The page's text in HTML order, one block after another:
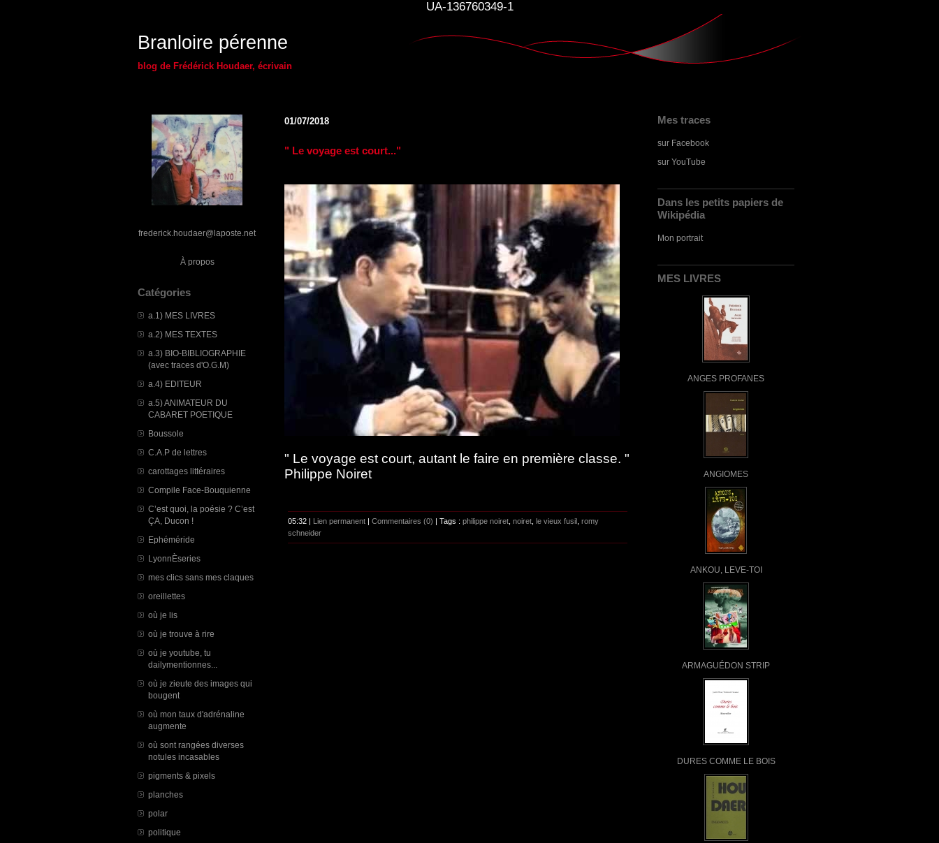
UA-136760349-1
Branloire pérenne
blog de Frédérick Houdaer, écrivain
frederick.houdaer@laposte.net
À propos
Catégories
a.1) MES LIVRES
a.2) MES TEXTES
a.3) BIO-BIBLIOGRAPHIE
(avec traces d'O.G.M)
a.4) EDITEUR
a.5) ANIMATEUR DU
CABARET POETIQUE
Boussole
C.A.P de lettres
carottages littéraires
Compile Face-Bouquienne
C’est quoi, la poésie ? C’est
ÇA, Ducon !
Ephéméride
LyonnÈseries
mes clics sans mes claques
oreillettes
où je lis
où je trouve à rire
où je youtube, tu
dailymentionnes...
où je zieute des images qui
bougent
où mon taux d'adrénaline
augmente
où sont rangées diverses
notules incasables
pigments & pixels
planches
polar
politique
Mes traces
sur Facebook
sur YouTube
Dans les petits papiers de
Wikipédia
Mon portrait
MES LIVRES
ANGES PROFANES
ANGIOMES
ANKOU, LEVE-TOI
ARMAGUÉDON STRIP
DURES COMME LE BOIS
01/07/2018
" Le voyage est court..."
" Le voyage est court, autant le faire en première classe. "
Philippe Noiret
05:32 | Lien permanent Commentaires (0) | Tags : philippe noiret, noiret, le vieux fusil , romy
schneider